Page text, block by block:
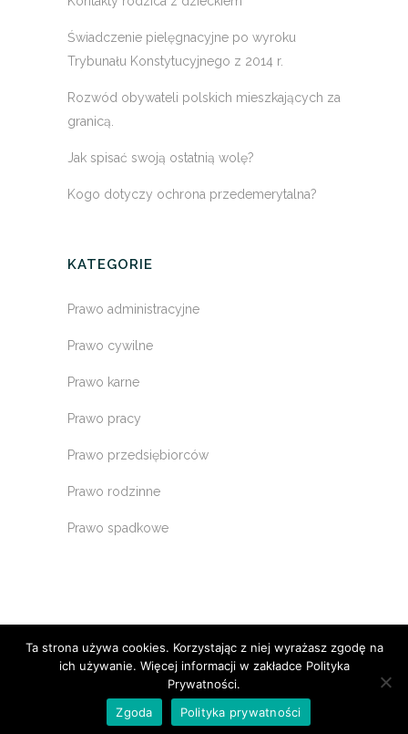
Świadczenie pielęgnacyjne po wyroku
Trybunału Konstytucyjnego z 2014 r.
Rozwód obywateli polskich mieszkających za
granicą.
Jak spisać swoją ostatnią wolę?
Kogo dotyczy ochrona przedemerytalna?
KATEGORIE
Prawo administracyjne
Prawo cywilne
Prawo karne
Prawo pracy
Prawo przedsiębiorców
Prawo rodzinne
Prawo spadkowe
Ta strona używa cookies. Korzystając z niej wyrażasz zgodę na
ich używanie. Więcej informacji w zakładce Polityka
Prywatności.
Zgoda
Polityka prywatności